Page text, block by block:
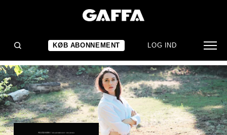
KØB ABONNEMENT LOG IND
ALBUMANMELDELSE
Ni nuancer af fortrydelse